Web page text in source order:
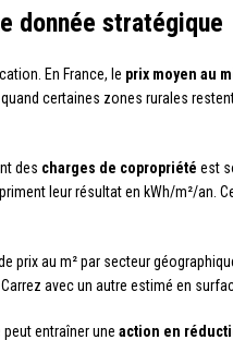
donnée stratégique
En France, le prix moyen au
certaines zones rurales
des charges de copropriété est
leur résultat en kWh/m²/an.
prix au m² par secteur
avec un autre estimé en
entraîner une action en